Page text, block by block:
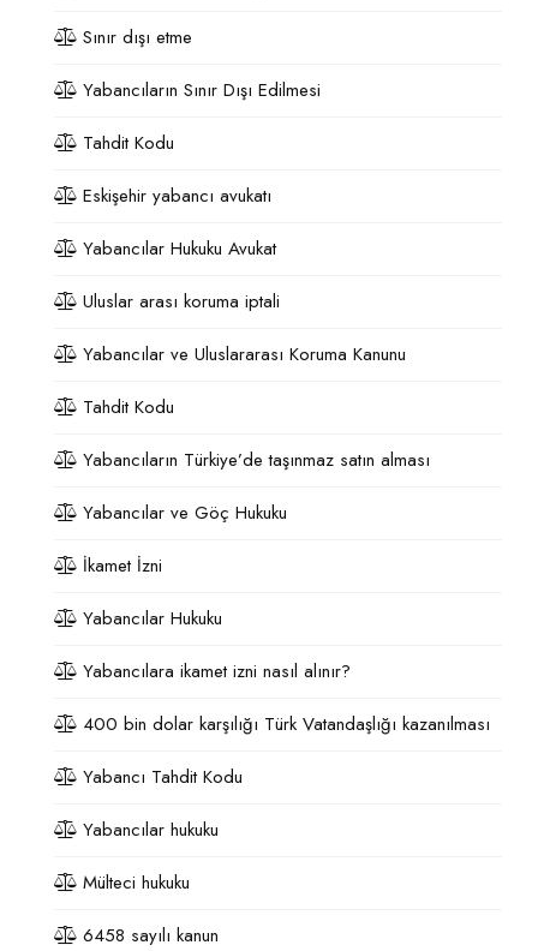
Sınır dışı etme
Yabancıların Sınır Dışı Edilmesi
Tahdit Kodu
Eskişehir yabancı avukatı
Yabancılar Hukuku Avukat
Uluslar arası koruma iptali
Yabancılar ve Uluslararası Koruma Kanunu
Tahdit Kodu
Yabancıların Türkiye’de taşınmaz satın alması
Yabancılar ve Göç Hukuku
İkamet İzni
Yabancılar Hukuku
Yabancılara ikamet izni nasıl alınır?
400 bin dolar karşılığı Türk Vatandaşlığı kazanılması
Yabancı Tahdit Kodu
Yabancılar hukuku
Mülteci hukuku
6458 sayılı kanun